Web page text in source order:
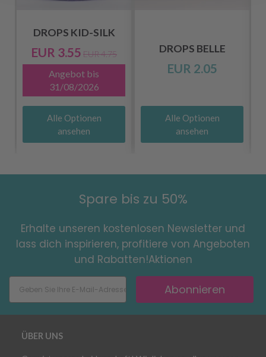
DROPS KID-SILK
EUR 3.55 EUR 4.75
Angebot bis
31/08/2026
Alle Optionen
ansehen
DROPS BELLE
EUR 2.05
Alle Optionen
ansehen
Spare bis zu 50%
Erhalte unseren kostenlosen Newsletter und
lass dich inspirieren, profitiere von Angeboten
und Rabatten!Aktionen
Abonnieren
ÜBER UNS